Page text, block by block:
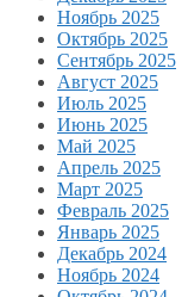
Ноябрь 2025
Октябрь 2025
Сентябрь 2025
Август 2025
Июль 2025
Июнь 2025
Май 2025
Апрель 2025
Март 2025
Февраль 2025
Январь 2025
Декабрь 2024
Ноябрь 2024